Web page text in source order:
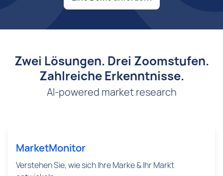
Zwei Lösungen. Drei Zoomstufen.
Zahlreiche Erkenntnisse.
AI-powered market research
MarketMonitor
Verstehen Sie, wie sich Ihre Marke & Ihr Markt